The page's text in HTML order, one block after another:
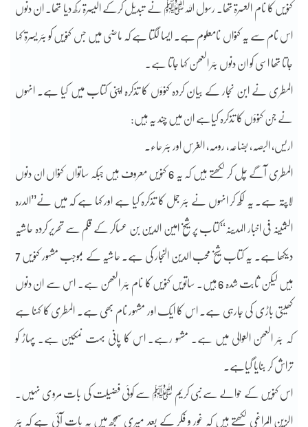
کنویں کا نام العسرۃ تھا۔ رسول اللہﷺ نے تبدیل کرکے الیسرۃ رکھ دیا تھا۔ ان دنوں
اس نام سے یہ کنواں نامعلوم ہے۔ ایسا لگتا ہے کہ ماضی میں جس کنویں کو بئر یسرۃ کہا
جاتا تھا اسی کو ان دنوں بئر العھن کہا جاتا ہے۔
المطری نے ابن نجار کے بیان کردہ کنوؤں کا تذکرہ اپنی کتاب میں کیا ہے۔ انہوں
نے جن کنوؤں کا تذکرہ کیاہے ان میں چند یہ ہیں:
اریس، البصہ، بضاعہ، رومہ، الغرس اور بئر حاء۔
المطری آگے چل کر لکھتے ہیں کہ یہ 6 کنویں معروف ہیں جبکہ ساتواں کنواں ان دنوں
لاپتہ ہے۔ یہ لکھ کر انہوں نے بئر جمل کا تذکرہ کیا ہے اور کہا ہے کہ میں نے’’الدرہ
الثمینہ فی اخبار المدینہ‘‘کتاب پر شیخ امین الدین بن عساکر کے قلم سے تحریر کردہ حاشیہ
دیکھا ہے۔ یہ کتاب شیخ محب الدین النجار کی ہے۔ حاشیہ کے بموجب مشہور کنویں 7
ہیں لیکن ثابت شدہ 6 ہیں۔ ساتویں کنویں کا نام بئر العھن ہے۔ اس سے ان دنوں
کھیتی باڑی کی جارہی ہے۔ اس کا ایک اور مشہور نام بھی ہے۔ المطری کا کہنا ہے
کہ بئر العھن العوالی میں ہے۔ مشہو رہے۔ اس کا پانی بہت نمکین ہے۔ پہاڑ کو
تراش کر بنایا گیاہے۔
اس کنویں کے حوالے سے نبی کریم ﷺ سے کوئی فضیلت کی بات مروی نہیں۔
الزین المراغی لکھتے ہیں کہ غور و فکر کے بعد میری سمجھ میں یہ بات آئی ہے کہ بئر